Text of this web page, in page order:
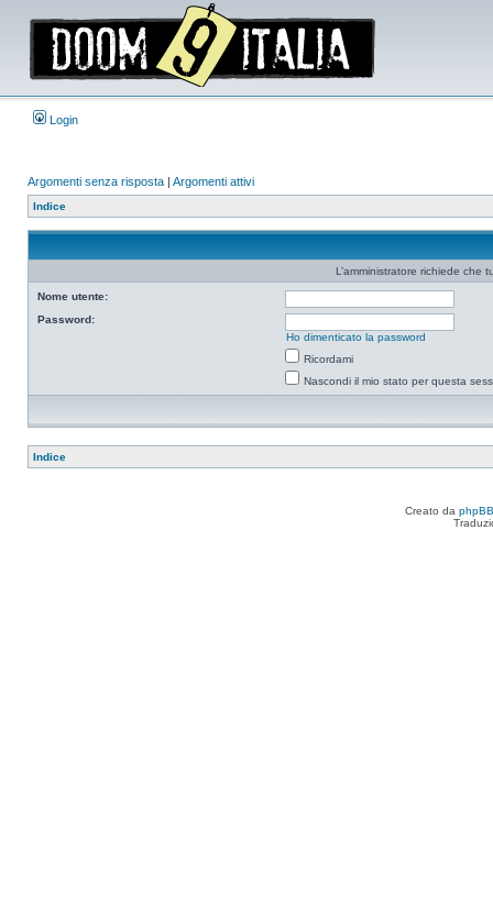
Login
Argomenti senza risposta | Argomenti attivi
Indice
L’amministratore richiede che
Nome utente:
Password:
Ho dimenticato la password
Ricordami
Nascondi il mio stato per questa
Indice
Creato da phpBB